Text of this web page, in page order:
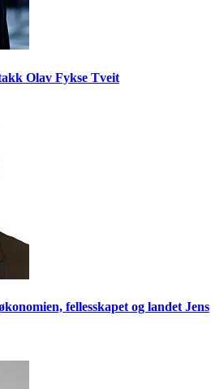
Olav Fykse Tveit
fellesskapet og landet Jens